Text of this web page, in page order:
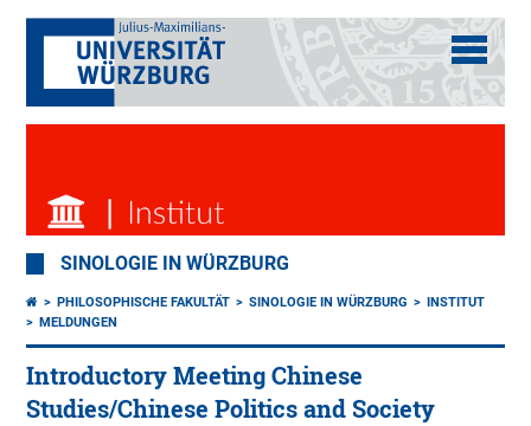
SINOLOGIE IN WÜRZBURG
PHILOSOPHISCHE FAKULTÄT SINOLOGIE IN WÜRZBURG
INSTITUT
MELDUNGEN
Introductory Meeting Chinese
Studies/Chinese Politics and Society